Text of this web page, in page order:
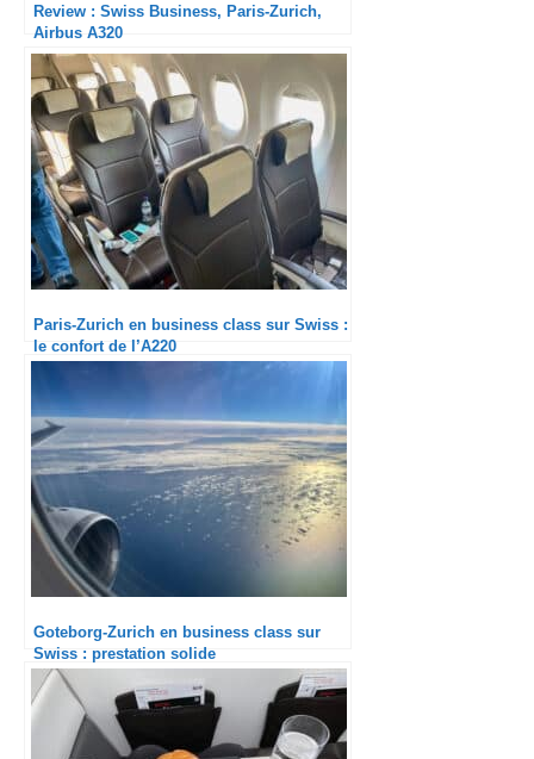
Review : Swiss Business, Paris-Zurich,
Airbus A320
Paris-Zurich en business class sur Swiss :
le confort de l’A220
Goteborg-Zurich en business class sur
Swiss : prestation solide